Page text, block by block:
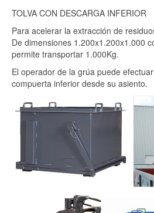
TOLVA CON DESCARGA INFERIOR
Para acelerar la extracción de
De dimensiones 1.200x1.200x1.000
permite transportar 1.000Kg.
El operador de la grúa puede
compuerta inferior desde su asiento.